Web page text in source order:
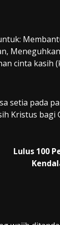
cinta kasih
setia pada
Kristus bagi
Lulus 100